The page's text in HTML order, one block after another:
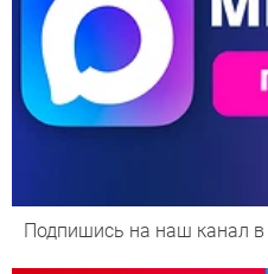
Подпишись на наш канал